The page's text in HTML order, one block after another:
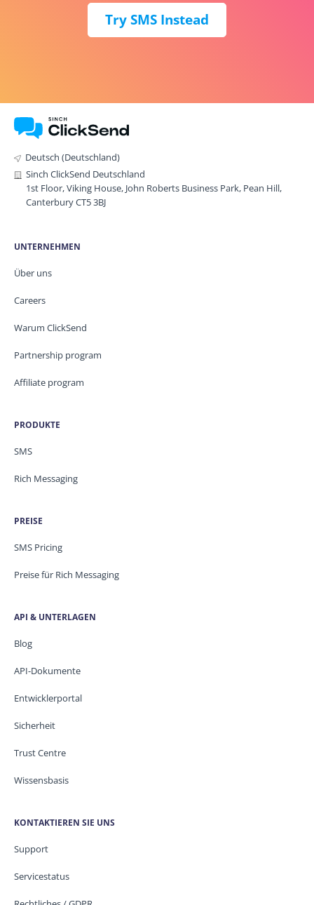
Try SMS Instead
Deutsch (Deutschland)
Sinch ClickSend Deutschland
1st Floor, Viking House, John Roberts Business Park, Pean Hill,
Canterbury CT5 3BJ
UNTERNEHMEN
Über uns
Careers
Warum ClickSend
Partnership program
Affiliate program
PRODUKTE
SMS
Rich Messaging
PREISE
SMS Pricing
Preise für Rich Messaging
API & UNTERLAGEN
Blog
API-Dokumente
Entwicklerportal
Sicherheit
Trust Centre
Wissensbasis
KONTAKTIEREN SIE UNS
Support
Servicestatus